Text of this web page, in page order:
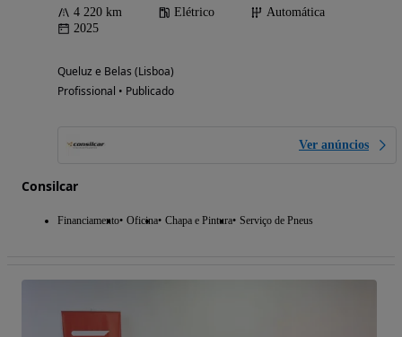
4 220 km Elétrico
Automática
2025
Queluz e Belas (Lisboa)
Profissional • Publicado
Ver anúncios
Consilcar
Financiamento Oficina Chapa e Pintura Serviço de Pneus